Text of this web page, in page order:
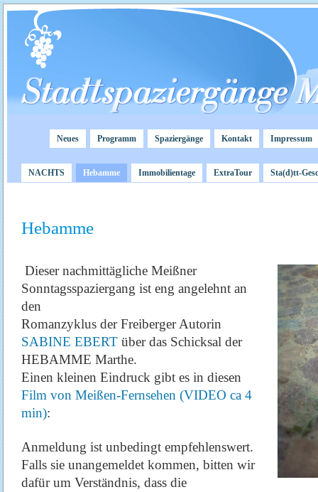
Neues Programm Spaziergänge Kontakt Impressum
NACHTS Hebamme Immobilientage ExtraTour Sta(d)tt-
Hebamme
Dieser nachmittägliche Meißner
Sonntagsspaziergang ist eng angelehnt an
den
Romanzyklus der Freiberger Autorin
SABINE EBERT über das Schicksal der
HEBAMME Marthe.
Einen kleinen Eindruck gibt es in diesen
Film von Meißen-Fernsehen (VIDEO ca 4
min):
Anmeldung ist unbedingt empfehlenswert.
Falls sie unangemeldet kommen, bitten wir
dafür um Verständnis, dass die